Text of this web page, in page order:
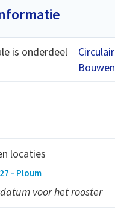
is onderdeel
Circulair
Bouwen
locaties
- Ploum
voor het rooster